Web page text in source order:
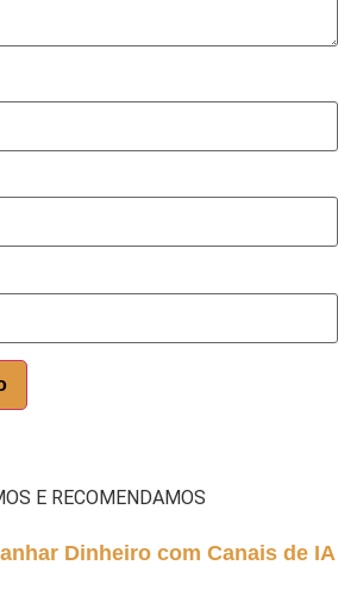
E RECOMENDAMOS
Dinheiro com Canais de IA